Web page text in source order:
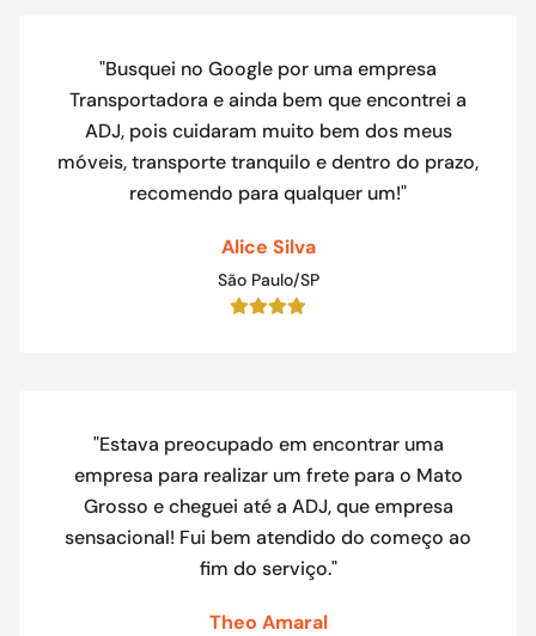
"Busquei no Google por uma empresa
Transportadora e ainda bem que encontrei a
ADJ, pois cuidaram muito bem dos meus
móveis, transporte tranquilo e dentro do prazo,
recomendo para qualquer um!"
Alice Silva
São Paulo/SP
"Estava preocupado em encontrar uma
empresa para realizar um frete para o Mato
Grosso e cheguei até a ADJ, que empresa
sensacional! Fui bem atendido do começo ao
fim do serviço."
Theo Amaral